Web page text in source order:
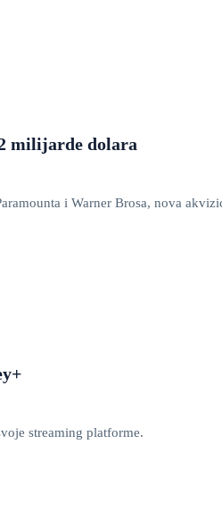
milijarde dolara
i Warner Brosa, nova
streaming platforme.